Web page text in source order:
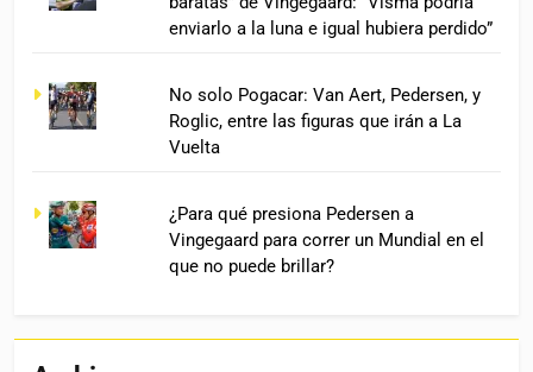
enviarlo a la luna e igual hubiera perdido”
No solo Pogacar: Van Aert, Pedersen, y
Roglic, entre las figuras que irán a La
Vuelta
¿Para qué presiona Pedersen a
Vingegaard para correr un Mundial en el
que no puede brillar?